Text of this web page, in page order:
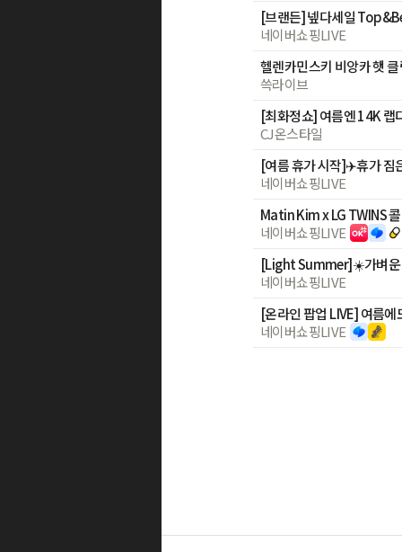
네이버쇼핑LIVE
헬렌카민스키 비앙카 햇
쓱라이브
CJ온스타일
네이버쇼핑LIVE
Matin Kim x LG TWINS
네이버쇼핑LIVE
네이버쇼핑LIVE
네이버쇼핑LIVE